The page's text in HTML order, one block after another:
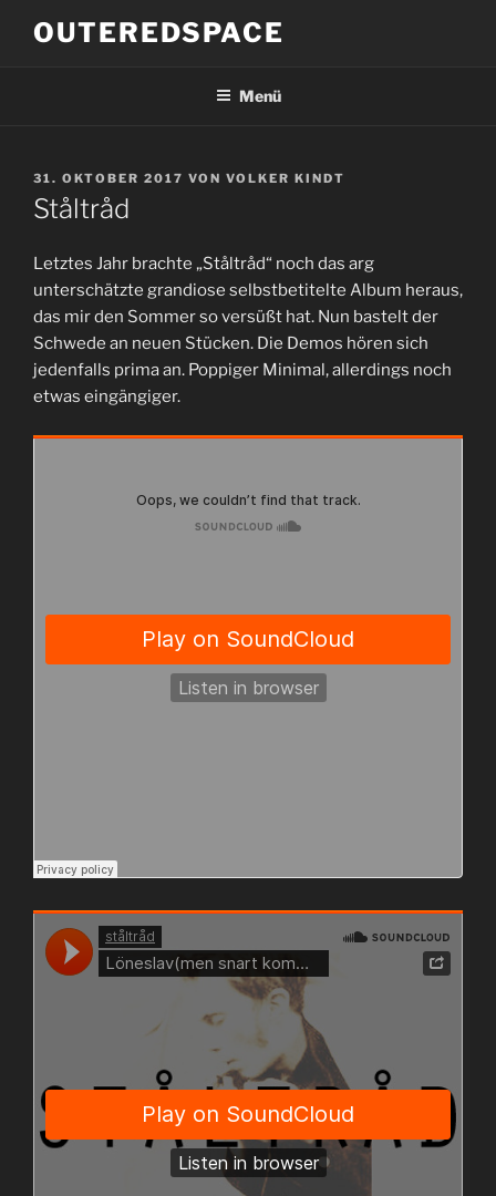
InhaltOUTEREDSPACE
Menü
VERÖFFENTLICHT
AM
31. OKTOBER 2017 VON VOLKER KINDT
Ståltråd
Letztes Jahr brachte „Ståltråd“ noch das arg
unterschätzte grandiose selbstbetitelte Album heraus,
das mir den Sommer so versüßt hat. Nun bastelt der
Schwede an neuen Stücken. Die Demos hören sich
jedenfalls prima an. Poppiger Minimal, allerdings noch
etwas eingängiger.